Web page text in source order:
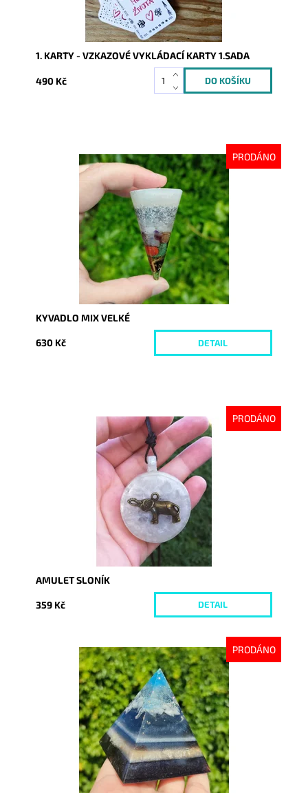
1. KARTY - VZKAZOVÉ VYKLÁDACÍ KARTY 1.SADA
490 Kč
PRODÁNO
Vyprodáno
8697
KYVADLO MIX VELKÉ
630 Kč DETAIL
PRODÁNO
Vyprodáno
4224
AMULET SLONÍK
359 Kč DETAIL
PRODÁNO
Dostupnost:
Vyprodáno
9187